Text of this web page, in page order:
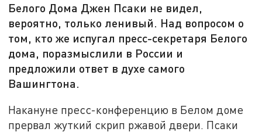
Белого Дома Джен Псаки не видел,
вероятно, только ленивый. Над вопросом о
том, кто же испугал пресс-секретаря Белого
дома, поразмыслили в России и
предложили ответ в духе самого
Вашингтона.
Накануне пресс-конференцию в Белом доме
прервал жуткий скрип ржавой двери. Псаки